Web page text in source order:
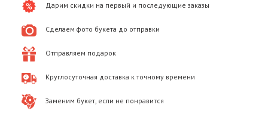
Дарим скидки на первый и последующие заказы
Сделаем фото букета до отправки
Отправляем подарок
Круглосуточная доставка к точному времени
Заменим букет, если не понравится